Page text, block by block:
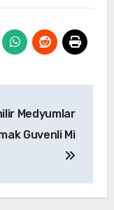
Medyumlar
Guvenli Mi